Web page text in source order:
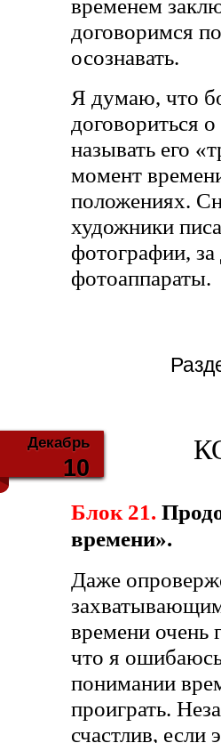
временем
договоримся
осознавать.
Я думаю, что
договориться
называть его
момент
положениях.
художники
фотографии,
фотоаппараты.
Декабрь
10
Блок 21.
времени».
Даже
времени очень
что я
понимании
проиграть.
счастлив,